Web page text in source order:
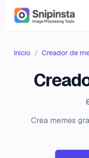
Inicio Creador de
Crea memes